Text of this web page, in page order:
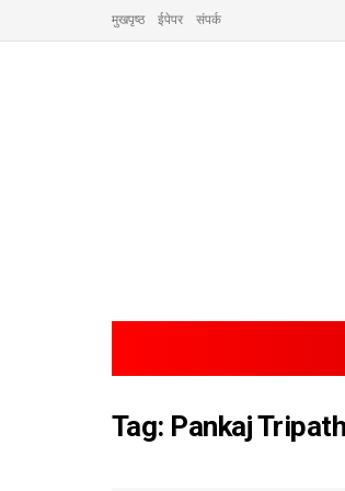
मुखपृष्ठ ईपेपर संपर्क
Tag: Pankaj